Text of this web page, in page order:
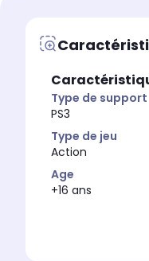
Type de support
PS3
Type de jeu
Action
Age
+16 ans